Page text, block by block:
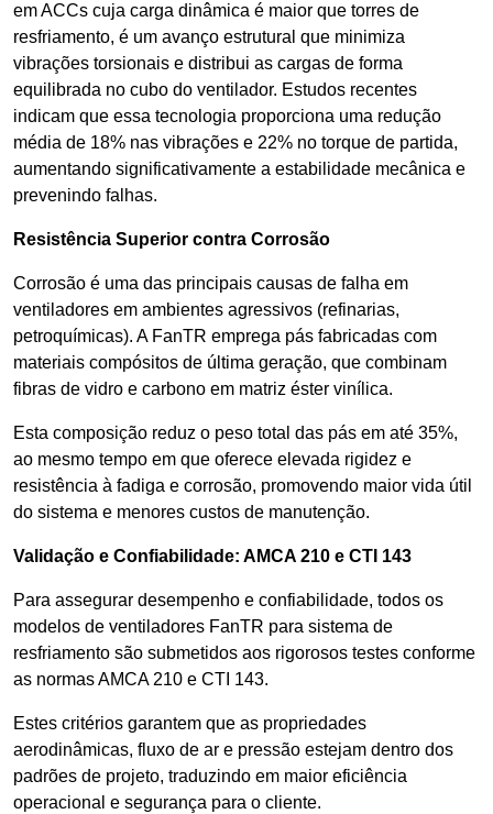
em ACCs cuja carga dinâmica é maior que torres de
resfriamento, é um avanço estrutural que minimiza
vibrações torsionais e distribui as cargas de forma
equilibrada no cubo do ventilador. Estudos recentes
indicam que essa tecnologia proporciona uma redução
média de 18% nas vibrações e 22% no torque de partida,
aumentando significativamente a estabilidade mecânica e
prevenindo falhas.
Resistência Superior contra Corrosão
Corrosão é uma das principais causas de falha em
ventiladores em ambientes agressivos (refinarias,
petroquímicas). A FanTR emprega pás fabricadas com
materiais compósitos de última geração, que combinam
fibras de vidro e carbono em matriz éster vinílica.
Esta composição reduz o peso total das pás em até 35%,
ao mesmo tempo em que oferece elevada rigidez e
resistência à fadiga e corrosão, promovendo maior vida útil
do sistema e menores custos de manutenção.
Validação e Confiabilidade: AMCA 210 e CTI 143
Para assegurar desempenho e confiabilidade, todos os
modelos de ventiladores FanTR para sistema de
resfriamento são submetidos aos rigorosos testes conforme
as normas AMCA 210 e CTI 143.
Estes critérios garantem que as propriedades
aerodinâmicas, fluxo de ar e pressão estejam dentro dos
padrões de projeto, traduzindo em maior eficiência
operacional e segurança para o cliente.